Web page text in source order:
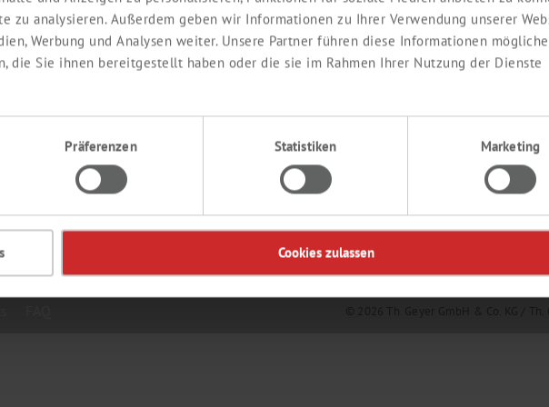
zu analysieren. Außerdem geben wir Informationen zu Ihrer Verwendung unserer
Werbung und Analysen weiter. Unsere Partner führen diese Informationen
die Sie ihnen bereitgestellt haben oder die sie im Rahmen Ihrer Nutzung der Dienste
Präferenzen Statistiken Marketing
Cookies zulassen
© 2026 Th. Geyer GmbH & Co. KG /